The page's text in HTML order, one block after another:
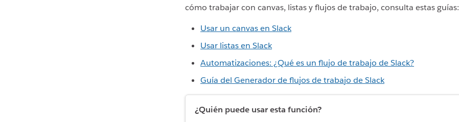
cómo trabajar con canvas, listas y flujos de trabajo, consulta estas guías:
Usar un canvas en Slack
Usar listas en Slack
Automatizaciones: ¿Qué es un flujo de trabajo de Slack?
Guía del Generador de flujos de trabajo de Slack
¿Quién puede usar esta función?